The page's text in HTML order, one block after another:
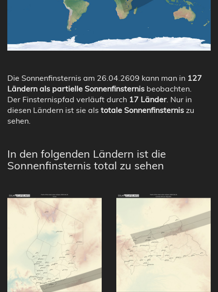
Die Sonnenfinsternis am 26.04.2609 kann man in 127
Ländern als partielle Sonnenfinsternis beobachten.
Der Finsternispfad verläuft durch 17 Länder. Nur in
diesen Ländern ist sie als totale Sonnenfinsternis zu
sehen.
In den folgenden Ländern ist die
Sonnenfinsternis total zu sehen